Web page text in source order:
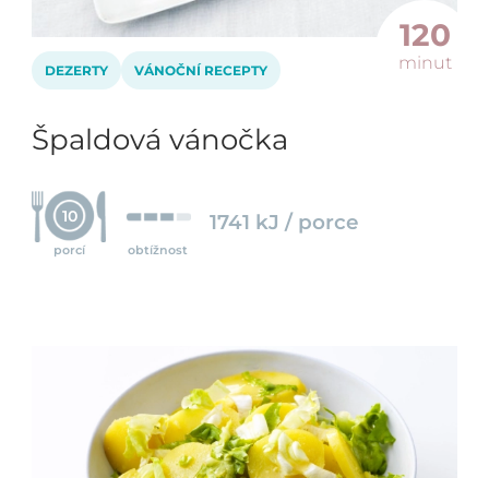
120
minut
DEZERTY VÁNOČNÍ RECEPTY
Špaldová vánočka
10
porcí obtížnost
1741 kJ / porce